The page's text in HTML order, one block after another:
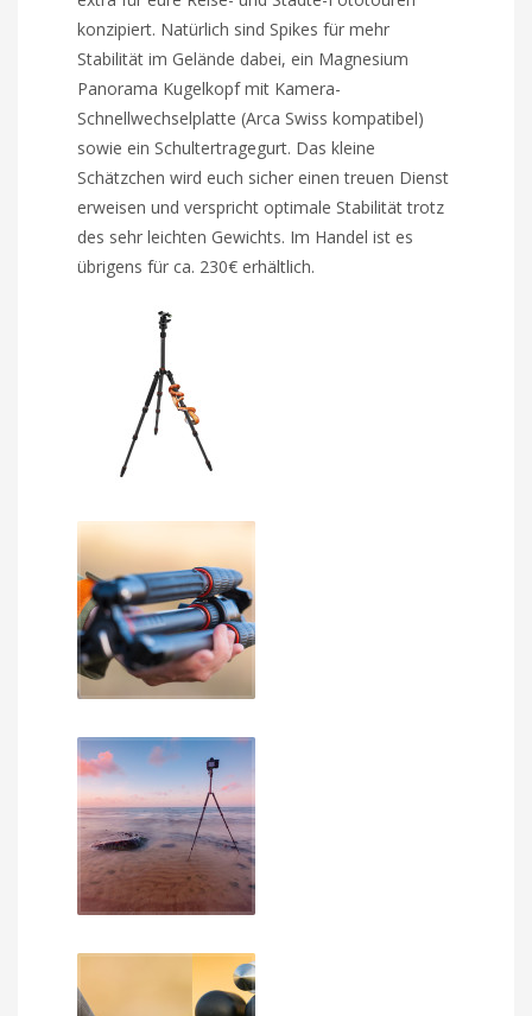
konzipiert. Natürlich sind Spikes für mehr
Stabilität im Gelände dabei, ein Magnesium
Panorama Kugelkopf mit Kamera-
Schnellwechselplatte (Arca Swiss kompatibel)
sowie ein Schultertragegurt. Das kleine
Schätzchen wird euch sicher einen treuen Dienst
erweisen und verspricht optimale Stabilität trotz
des sehr leichten Gewichts. Im Handel ist es
übrigens für ca. 230€ erhältlich.